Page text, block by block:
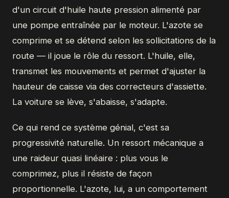
d'un circuit d'huile haute pression alimenté par
une pompe entraînée par le moteur. L'azote se
comprime et se détend selon les sollicitations de la
route — il joue le rôle du ressort. L'huile, elle,
transmet les mouvements et permet d'ajuster la
hauteur de caisse via des correcteurs d'assiette.
La voiture se lève, s'abaisse, s'adapte.
Ce qui rend ce système génial, c'est sa
progressivité naturelle. Un ressort mécanique a
une raideur quasi linéaire : plus vous le
comprimez, plus il résiste de façon
proportionnelle. L'azote, lui, a un comportement